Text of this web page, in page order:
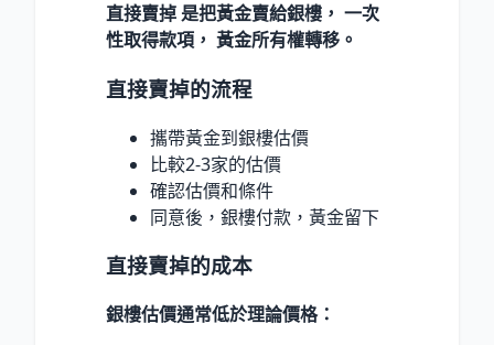
直接賣掉 是把黃金賣給銀樓， 一次
性取得款項， 黃金所有權轉移。
直接賣掉的流程
攜帶黃金到銀樓估價
比較2-3家的估價
確認估價和條件
同意後，銀樓付款，黃金留下
直接賣掉的成本
銀樓估價通常低於理論價格：